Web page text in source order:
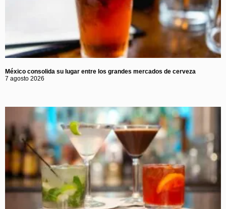
México consolida su lugar entre los grandes mercados de cerveza
7 agosto 2026